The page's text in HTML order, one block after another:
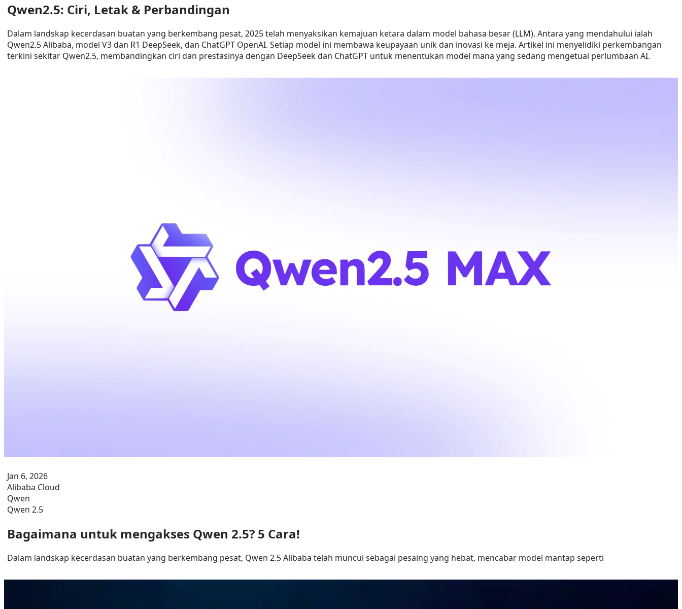
Qwen2.5: Ciri, Letak & Perbandingan
Dalam landskap kecerdasan buatan yang berkembang pesat, 2025 telah menyaksikan kemajuan ketara dalam model bahasa besar (LLM). Antara yang mendahului ialah
Qwen2.5 Alibaba, model V3 dan R1 DeepSeek, dan ChatGPT OpenAI. Setiap model ini membawa keupayaan unik dan inovasi ke meja. Artikel ini menyelidiki perkembangan
terkini sekitar Qwen2.5, membandingkan ciri dan prestasinya dengan DeepSeek dan ChatGPT untuk menentukan model mana yang sedang mengetuai perlumbaan AI.
Jan 6, 2026
Alibaba Cloud
Qwen
Qwen 2.5
Bagaimana untuk mengakses Qwen 2.5? 5 Cara!
Dalam landskap kecerdasan buatan yang berkembang pesat, Qwen 2.5 Alibaba telah muncul sebagai pesaing yang hebat, mencabar model mantap seperti